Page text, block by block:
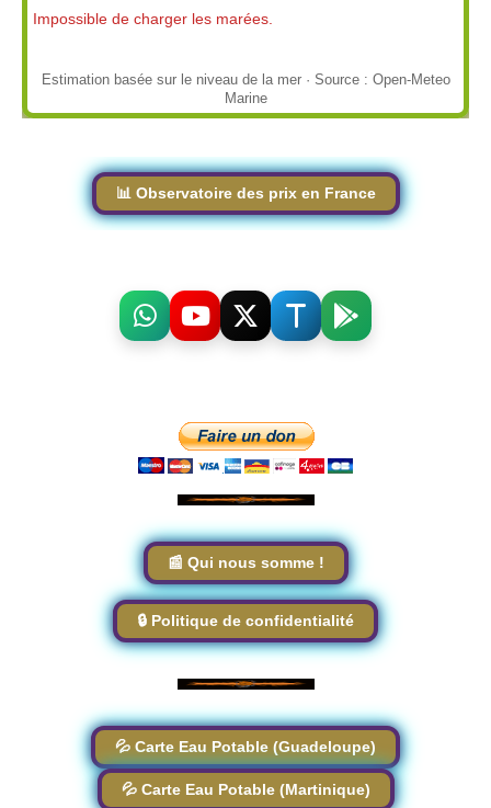
Impossible de charger les marées.
Estimation basée sur le niveau de la mer · Source : Open-Meteo
Marine
📊 Observatoire des prix en France
📰 Qui nous somme !
🔒 Politique de confidentialité
💦 Carte Eau Potable (Guadeloupe)
💦 Carte Eau Potable (Martinique)